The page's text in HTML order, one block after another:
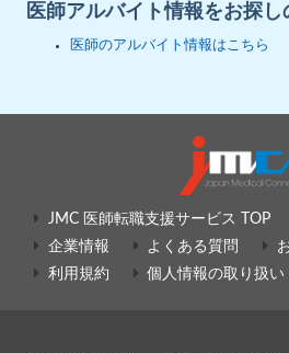
医師アルバイト情報をお探し
医師のアルバイト情報はこちら
JMC 医師転職支援サービス TOP
企業情報
よくある質問
利用規約
個人情報の取り扱い